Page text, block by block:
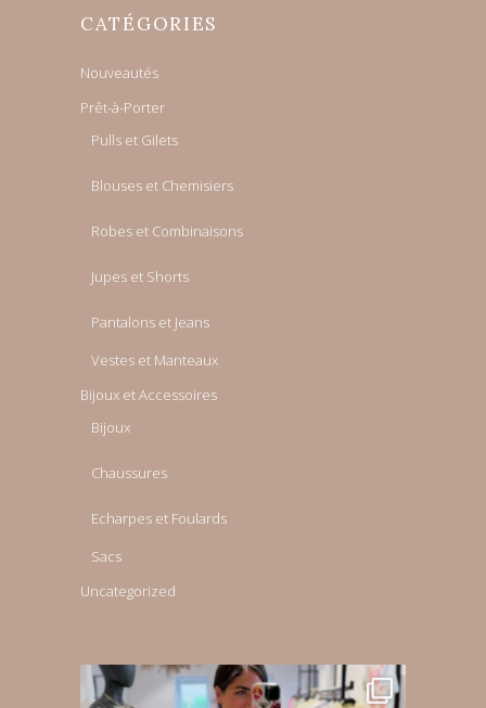
CATÉGORIES
Nouveautés
Prêt-à-Porter
Pulls et Gilets
Blouses et Chemisiers
Robes et Combinaisons
Jupes et Shorts
Pantalons et Jeans
Vestes et Manteaux
Bijoux et Accessoires
Bijoux
Chaussures
Echarpes et Foulards
Sacs
Uncategorized